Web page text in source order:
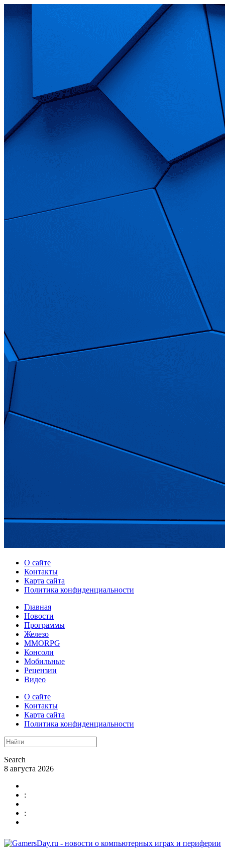
О сайте
Контакты
Карта сайта
Политика конфиденциальности
Главная
Новости
Программы
Железо
MMORPG
Консоли
Мобильные
Рецензии
Видео
О сайте
Контакты
Карта сайта
Политика конфиденциальности
Search
8 августа 2026
:
: